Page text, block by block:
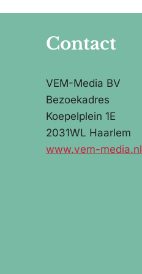
Contact
VEM-Media BV
Bezoekadres
Koepelplein 1E
2031WL Haarlem
www.vem-media.nl